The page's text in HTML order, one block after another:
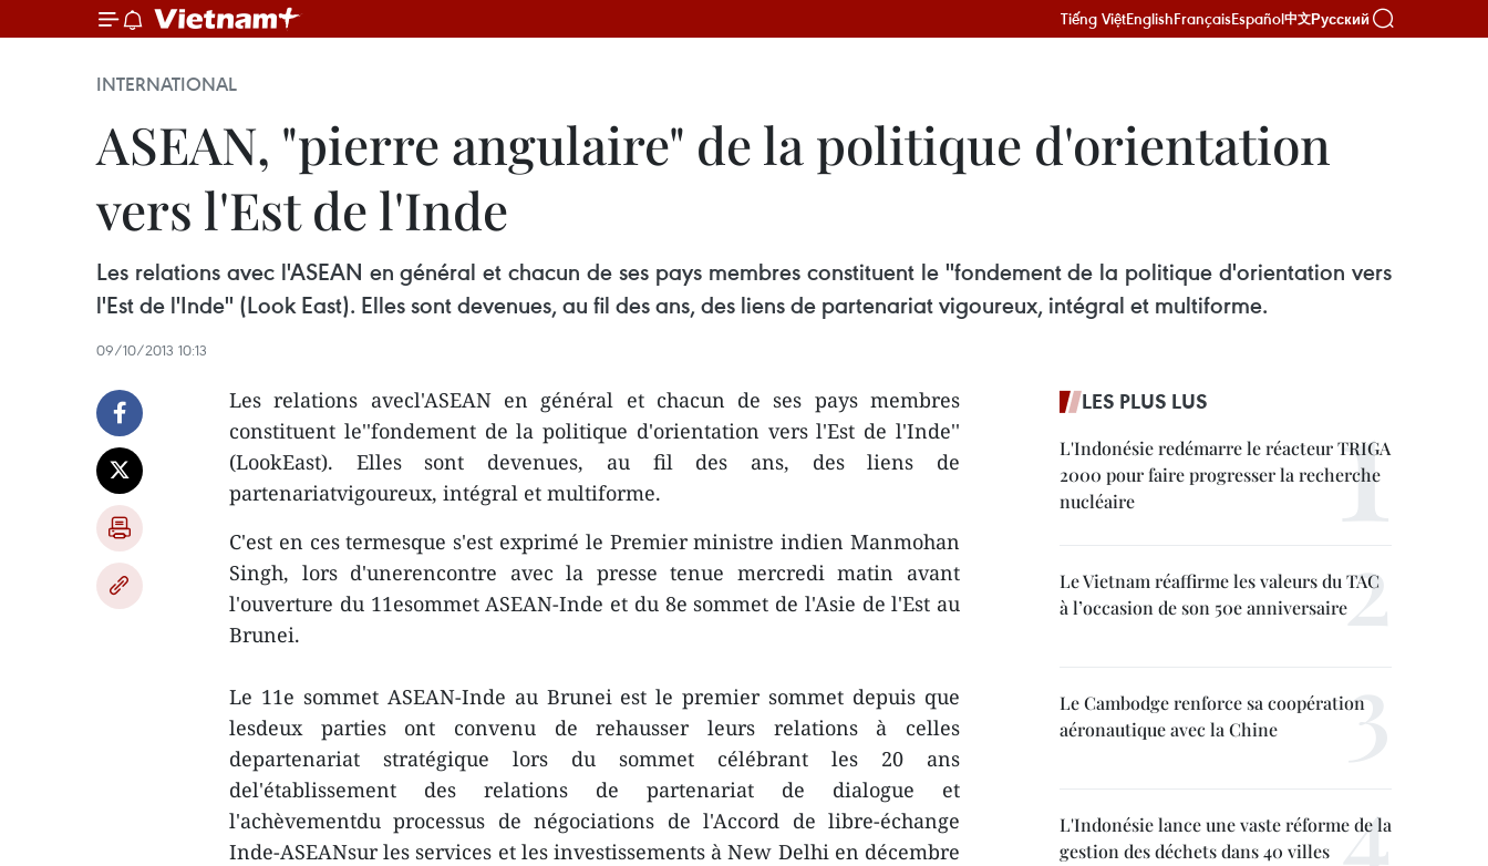
Tiếng ViệtEnglishFrançaisEspañol中文Русский
INTERNATIONAL
ASEAN, "pierre angulaire" de la politique d'orientation
vers l'Est de l'Inde
Les relations avec l'ASEAN en général et chacun de ses pays membres constituent le ''fondement de la politique d'orientation vers
l'Est de l'Inde'' (Look East). Elles sont devenues, au fil des ans, des liens de partenariat vigoureux, intégral et multiforme.
09/10/2013 10:13
Les relations avecl'ASEAN en général et chacun de ses pays membres
constituent le''fondement de la politique d'orientation vers l'Est de l'Inde''
(LookEast). Elles sont devenues, au fil des ans, des liens de
partenariatvigoureux, intégral et multiforme.
C'est en ces termesque s'est exprimé le Premier ministre indien Manmohan
Singh, lors d'unerencontre avec la presse tenue mercredi matin avant
l'ouverture du 11esommet ASEAN-Inde et du 8e sommet de l'Asie de l'Est au
Brunei.
Le 11e sommet ASEAN-Inde au Brunei est le premier sommet depuis que
lesdeux parties ont convenu de rehausser leurs relations à celles
departenariat stratégique lors du sommet célébrant les 20 ans
del'établissement des relations de partenariat de dialogue et
l'achèvementdu processus de négociations de l'Accord de libre-échange
Inde-ASEANsur les services et les investissements à New Delhi en décembre
LES PLUS LUS
L'Indonésie redémarre le réacteur TRIGA
2000 pour faire progresser la recherche
nucléaire
Le Vietnam réaffirme les valeurs du TAC
à l’occasion de son 50e anniversaire
Le Cambodge renforce sa coopération
aéronautique avec la Chine
L'Indonésie lance une vaste réforme de la
gestion des déchets dans 40 villes